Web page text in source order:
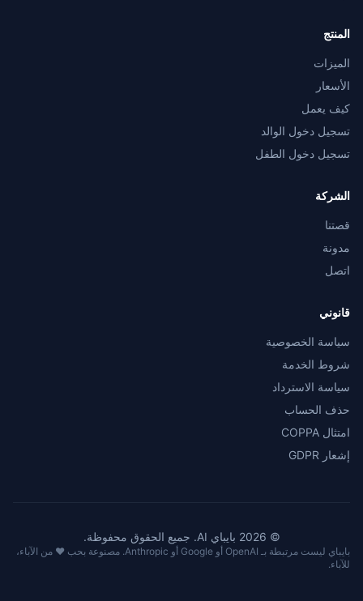
المنتج
الميزات
الأسعار
كيف يعمل
تسجيل دخول الوالد
تسجيل دخول الطفل
الشركة
قصتنا
مدونة
اتصل
قانوني
سياسة الخصوصية
شروط الخدمة
سياسة الاسترداد
حذف الحساب
امتثال COPPA
إشعار GDPR
©
2026 بايباي جميع الحقوق محفوظة.
بايباي ليست مرتبطة بـ OpenAI أو Google أو Anthropic. مصنوعة بحب ❤️ من الآباء،
للآباء.